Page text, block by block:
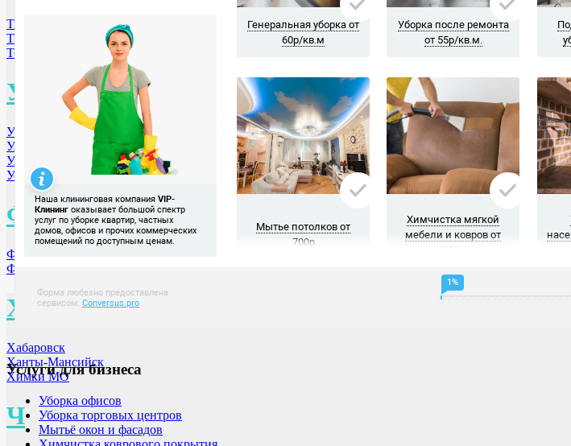
Тверь
Тюмень
Томск
У
Уфа
Ульяновск
Улан-Удэ
Уссурийск
Ф
Фролово
Фрязино
Х
Хабаровск
Ханты-Мансийск
Химки МО
Ч
Услуги для бизнеса
Уборка офисов
Уборка торговых центров
Мытьё окон и фасадов